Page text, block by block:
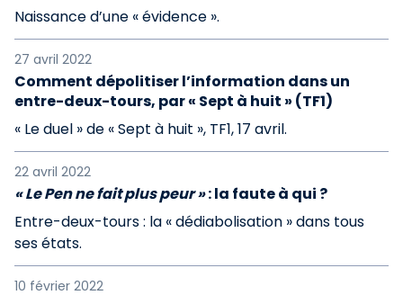
Naissance d’une « évidence ».
27 avril 2022
Comment dépolitiser l’information dans un
entre-deux-tours, par « Sept à huit » (TF1)
« Le duel » de « Sept à huit », TF1, 17 avril.
22 avril 2022
« Le Pen ne fait plus peur »: la faute à qui ?
Entre-deux-tours : la « dédiabolisation » dans tous
ses états.
10 février 2022